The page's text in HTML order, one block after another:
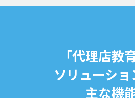
「代理店教
ソリューショ
主な機